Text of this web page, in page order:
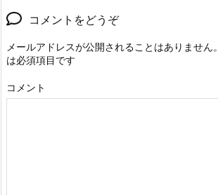
コメントをどうぞ
メールアドレスが公開されることはありません。
は必須項目です
コメント